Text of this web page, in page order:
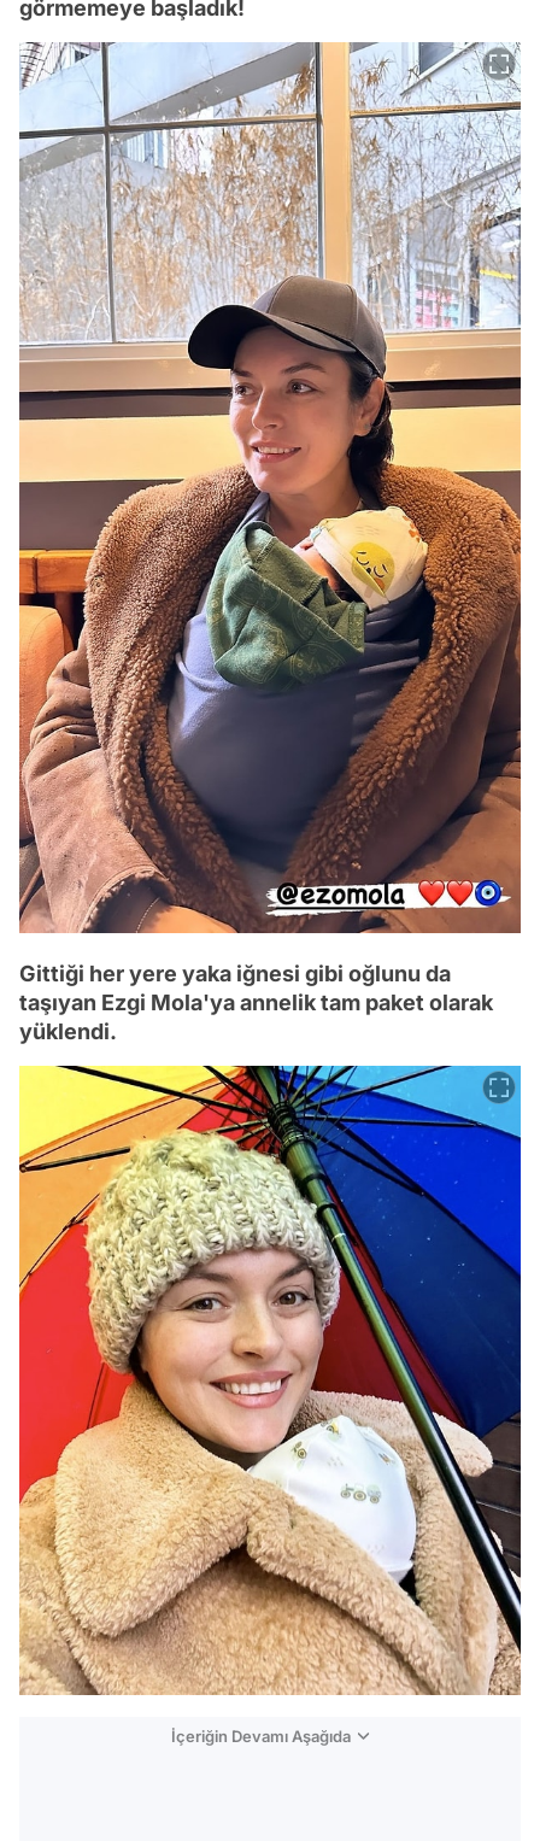
görmemeye başladık!
Gittiği her yere yaka iğnesi gibi oğlunu da
taşıyan Ezgi Mola'ya annelik tam paket olarak
yüklendi.
İçeriğin Devamı Aşağıda